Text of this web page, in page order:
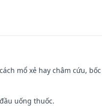
mổ xẻ hay châm cứu,
uống thuốc.